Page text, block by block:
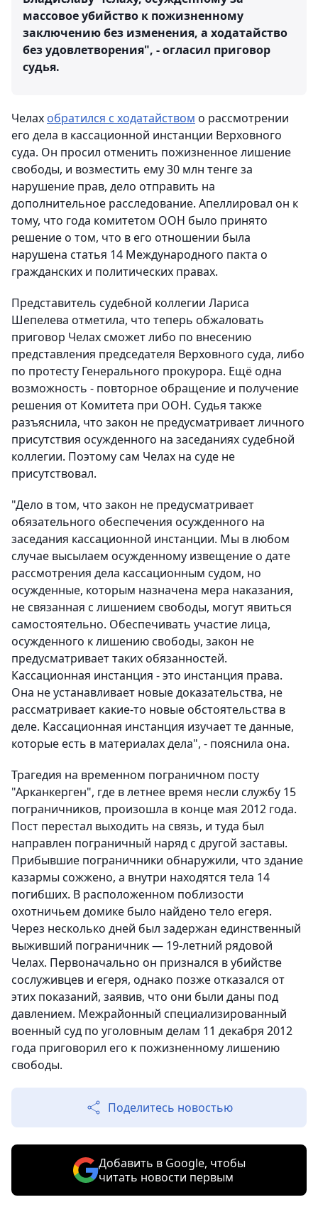
массовое убийство к пожизненному
заключению без изменения, а ходатайство
без удовлетворения", - огласил приговор
судья.
Челах обратился с ходатайством о рассмотрении
его дела в кассационной инстанции Верховного
суда. Он просил отменить пожизненное лишение
свободы, и возместить ему 30 млн тенге за
нарушение прав, дело отправить на
дополнительное расследование. Апеллировал он к
тому, что года комитетом ООН было принято
решение о том, что в его отношении была
нарушена статья 14 Международного пакта о
гражданских и политических правах.
Представитель судебной коллегии Лариса
Шепелева отметила, что теперь обжаловать
приговор Челах сможет либо по внесению
представления председателя Верховного суда, либо
по протесту Генерального прокурора. Ещё одна
возможность - повторное обращение и получение
решения от Комитета при ООН. Судья также
разъяснила, что закон не предусматривает личного
присутствия осужденного на заседаниях судебной
коллегии. Поэтому сам Челах на суде не
присутствовал.
"Дело в том, что закон не предусматривает
обязательного обеспечения осужденного на
заседания кассационной инстанции. Мы в любом
случае высылаем осужденному извещение о дате
рассмотрения дела кассационным судом, но
осужденные, которым назначена мера наказания,
не связанная с лишением свободы, могут явиться
самостоятельно. Обеспечивать участие лица,
осужденного к лишению свободы, закон не
предусматривает таких обязанностей.
Кассационная инстанция - это инстанция права.
Она не устанавливает новые доказательства, не
рассматривает какие-то новые обстоятельства в
деле. Кассационная инстанция изучает те данные,
которые есть в материалах дела", - пояснила она.
Трагедия на временном пограничном посту
"Арканкерген", где в летнее время несли службу 15
пограничников, произошла в конце мая 2012 года.
Пост перестал выходить на связь, и туда был
направлен пограничный наряд с другой заставы.
Прибывшие пограничники обнаружили, что здание
казармы сожжено, а внутри находятся тела 14
погибших. В расположенном поблизости
охотничьем домике было найдено тело егеря.
Через несколько дней был задержан единственный
выживший пограничник — 19-летний рядовой
Челах. Первоначально он признался в убийстве
сослуживцев и егеря, однако позже отказался от
этих показаний, заявив, что они были даны под
давлением. Межрайонный специализированный
военный суд по уголовным делам 11 декабря 2012
года приговорил его к пожизненному лишению
свободы.
Поделитесь новостью
Добавить в Google, чтобы
читать новости первым